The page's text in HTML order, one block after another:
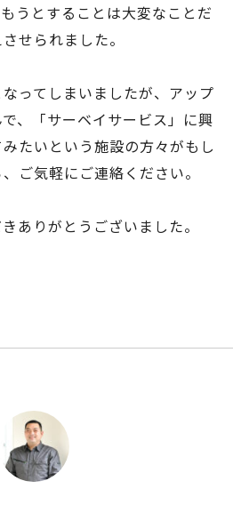
うとすることは大変なことだ
せられました。
ってしまいましたが、アップ
、「サーベイサービス」に興
たいという施設の方々がもし
ご気軽にご連絡ください。
ありがとうございました。